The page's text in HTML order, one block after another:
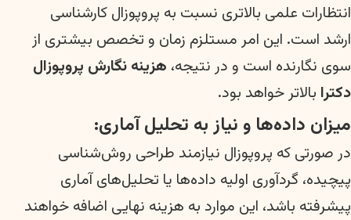
انتظارات علمی بالاتری نسبت به پروپوزال کارشناسی
ارشد است. این امر مستلزم زمان و تخصص بیشتری از
سوی نگارنده است و در نتیجه، هزینه نگارش پروپوزال
دکترا بالاتر خواهد بود.
میزان داده‌ها و نیاز به تحلیل آماری:
در صورتی که پروپوزال نیازمند طراحی روش‌شناسی
پیچیده، گردآوری اولیه داده‌ها یا تحلیل‌های آماری
پیشرفته باشد، این موارد به هزینه نهایی اضافه خواهند